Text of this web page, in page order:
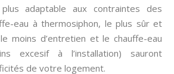
adaptable aux contraintes des
eau à thermosiphon, le plus sûr et
moins d’entretien et le chauffe-eau
excesif à l’installation) sauront
de votre logement.